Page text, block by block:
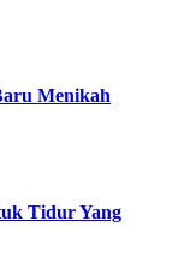
Menikah
Tidur Yang